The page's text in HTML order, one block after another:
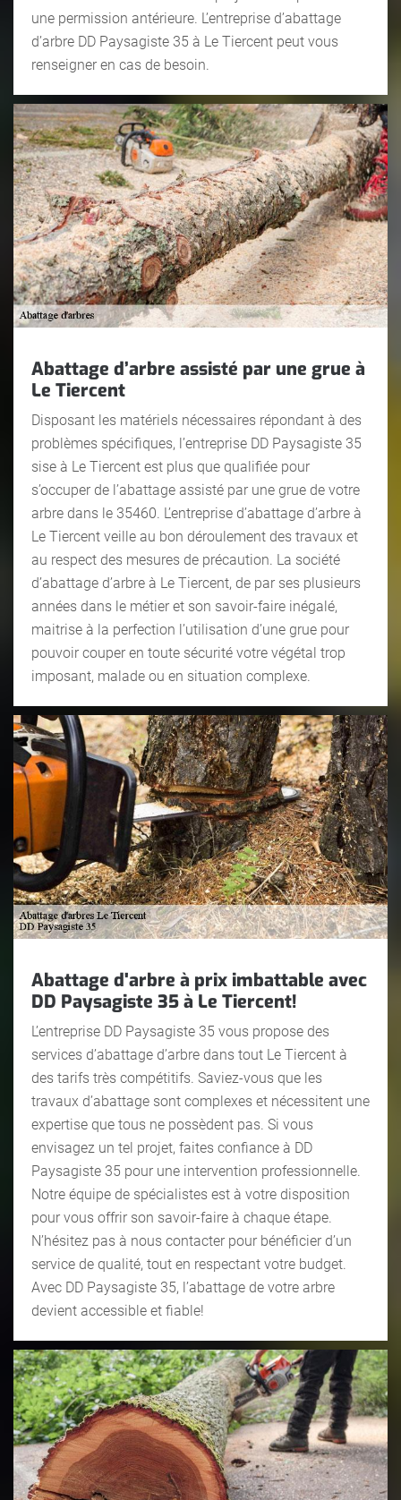
une permission antérieure. L’entreprise d’abattage
d’arbre DD Paysagiste 35 à Le Tiercent peut vous
renseigner en cas de besoin.
Abattage d’arbre assisté par une grue à
Le Tiercent
Disposant les matériels nécessaires répondant à des
problèmes spécifiques, l’entreprise DD Paysagiste 35
sise à Le Tiercent est plus que qualifiée pour
s’occuper de l’abattage assisté par une grue de votre
arbre dans le 35460. L’entreprise d’abattage d’arbre à
Le Tiercent veille au bon déroulement des travaux et
au respect des mesures de précaution. La société
d’abattage d’arbre à Le Tiercent, de par ses plusieurs
années dans le métier et son savoir-faire inégalé,
maitrise à la perfection l’utilisation d’une grue pour
pouvoir couper en toute sécurité votre végétal trop
imposant, malade ou en situation complexe.
Abattage d'arbre à prix imbattable avec
DD Paysagiste 35 à Le Tiercent!
L’entreprise DD Paysagiste 35 vous propose des
services d’abattage d’arbre dans tout Le Tiercent à
des tarifs très compétitifs. Saviez-vous que les
travaux d’abattage sont complexes et nécessitent une
expertise que tous ne possèdent pas. Si vous
envisagez un tel projet, faites confiance à DD
Paysagiste 35 pour une intervention professionnelle.
Notre équipe de spécialistes est à votre disposition
pour vous offrir son savoir-faire à chaque étape.
N’hésitez pas à nous contacter pour bénéficier d’un
service de qualité, tout en respectant votre budget.
Avec DD Paysagiste 35, l’abattage de votre arbre
devient accessible et fiable!